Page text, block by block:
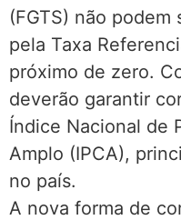
(FGTS) não
pela Taxa
próximo de zero.
deverão garantir
Índice Nacional de
Amplo (IPCA),
no país.
A nova forma de